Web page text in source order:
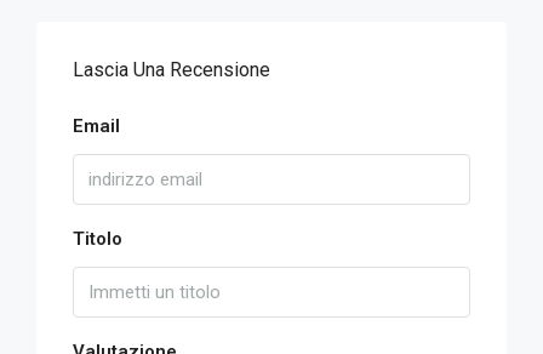
Lascia Una Recensione
Email
Titolo